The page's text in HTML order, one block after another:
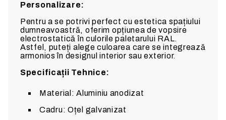
Personalizare:
Pentru a se potrivi perfect cu estetica spațiului
dumneavoastră, oferim opțiunea de vopsire
electrostatică în culorile paletarului RAL.
Astfel, puteți alege culoarea care se integrează
armonios în designul interior sau exterior.
Specificații Tehnice:
Material: Aluminiu anodizat
Cadru: Oțel galvanizat